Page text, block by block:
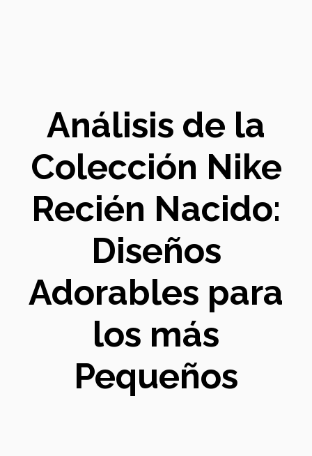
Análisis de la
Colección Nike
Recién Nacido:
Diseños
Adorables para
los más
Pequeños